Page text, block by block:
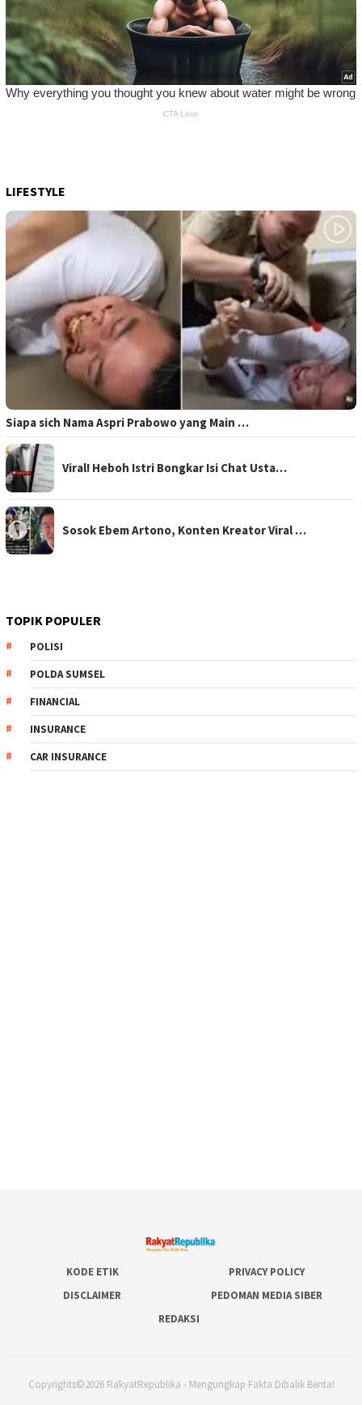
LIFESTYLE
Siapa sich Nama Aspri Prabowo yang Main …
Viral! Heboh Istri Bongkar Isi Chat Usta…
Sosok Ebem Artono, Konten Kreator Viral …
TOPIK POPULER
POLISI
POLDA SUMSEL
FINANCIAL
INSURANCE
CAR INSURANCE
KODE ETIK
PRIVACY POLICY
DISCLAIMER
PEDOMAN MEDIA SIBER
REDAKSI
Copyrights©2026 RakyatRepublika - Mengungkap Fakta Dibalik Berita!